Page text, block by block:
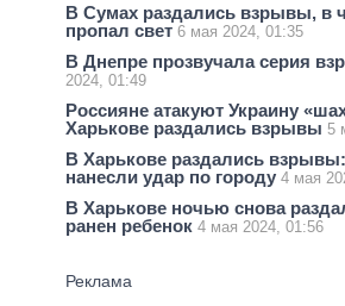
В Сумах раздались взрывы, в
пропал свет 6 мая 2024, 01:35
В Днепре прозвучала серия
2024, 01:49
Россияне атакуют Украину
Харькове раздались взрывы 5
В Харькове раздались
нанесли удар по городу 4 мая
В Харькове ночью снова
ранен ребенок 4 мая 2024, 01:56